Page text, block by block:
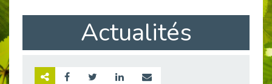
Aborder l'entretien et la situation de handicap en toute confiance
Publié le 09/06/2026
Retour sur l’atelier « Optimiser sa recherche d’emploi »
Actualités